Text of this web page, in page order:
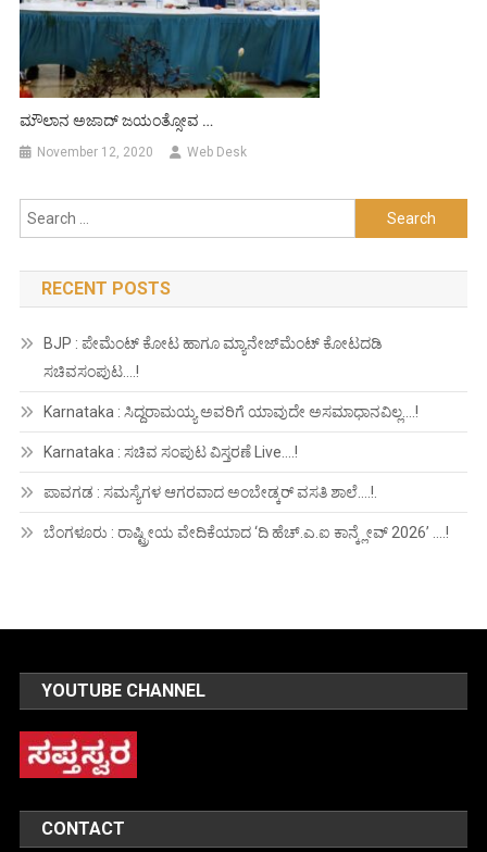
ಮೌಲಾನ ಅಜಾದ್ ಜಯಂತ್ಸೋವ …
November 12, 2020 Web Desk
Search
for:
RECENT POSTS
BJP : ಪೇಮೆಂಟ್ ಕೋಟ ಹಾಗೂ ಮ್ಯಾನೇಜ್‍ಮೆಂಟ್ ಕೋಟದಡಿ
ಸಚಿವಸಂಪುಟ….!
Karnataka : ಸಿದ್ದರಾಮಯ್ಯ ಅವರಿಗೆ ಯಾವುದೇ ಅಸಮಾಧಾನವಿಲ್ಲ….!
Karnataka : ಸಚಿವ ಸಂಪುಟ ವಿಸ್ತರಣೆ Live….!
ಪಾವಗಡ : ಸಮಸ್ಯೆಗಳ ಆಗರವಾದ ಅಂಬೇಡ್ಕರ್ ವಸತಿ ಶಾಲೆ….!.
ಬೆಂಗಳೂರು : ರಾಷ್ಟ್ರೀಯ ವೇದಿಕೆಯಾದ ‘ದಿ ಹೆಚ್.ಎ.ಐ ಕಾನ್ಕ್ಲೇವ್ 2026’ ….!
YOUTUBE CHANNEL
CONTACT